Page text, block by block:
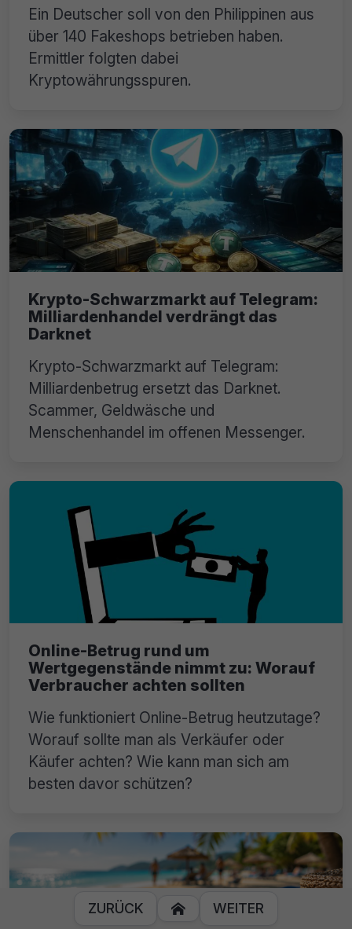
Ein Deutscher soll von den Philippinen aus
über 140 Fakeshops betrieben haben.
Ermittler folgten dabei
Kryptowährungsspuren.
Krypto-Schwarzmarkt auf Telegram:
Milliardenhandel verdrängt das
Darknet
Krypto-Schwarzmarkt auf Telegram:
Milliardenbetrug ersetzt das Darknet.
Scammer, Geldwäsche und
Menschenhandel im offenen Messenger.
Online-Betrug rund um
Wertgegenstände nimmt zu: Worauf
Verbraucher achten sollten
Wie funktioniert Online-Betrug heutzutage?
Worauf sollte man als Verkäufer oder
Käufer achten? Wie kann man sich am
besten davor schützen?
ZURÜCK  WEITER